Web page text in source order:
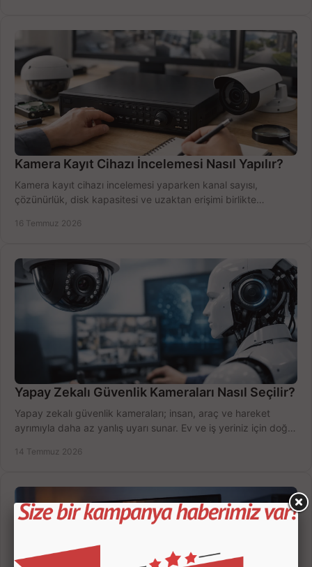
Kamera Kayıt Cihazı İncelemesi Nasıl Yapılır?
Kamera kayıt cihazı incelemesi yaparken kanal sayısı,
çözünürlük, disk kapasitesi ve uzaktan erişimi birlikte
16 Temmuz 2026
Yapay Zekalı Güvenlik Kameraları Nasıl Seçilir?
Yapay zekalı güvenlik kameraları; insan, araç ve hareket
ayrımıyla daha az yanlış uyarı sunar. Ev ve iş yeriniz için doğru
14 Temmuz 2026